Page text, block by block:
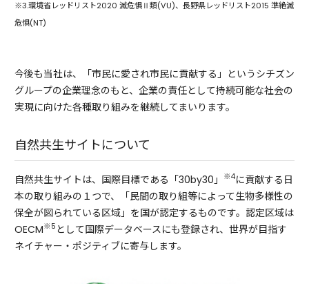
※3.環境省レッドリスト2020 滅危惧Ⅱ類(VU)、⾧野県レッドリスト2015 準絶滅
危惧(NT)
今後も当社は、「市民に愛され市民に貢献する」というシチズン
グループの企業理念のもと、企業の責任として持続可能な社会の
実現に向けた各種取り組みを継続してまいります。
自然共生サイトについて
自然共生サイトは、国際目標である「30by30」 ※4に貢献する日
本の取り組みの１つで、「民間の取り組等によって生物多様性の
保全が図られている区域」を国が認定するものです。認定区域は
OECM※5 として国際データベースにも登録され、世界が目指す
ネイチャー・ポジティブに寄与します。